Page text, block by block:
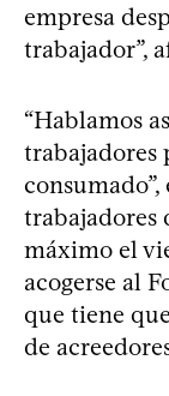
empresa
trabajador”,
“Hablamos
trabajadores
trabajadores
máximo el
acogerse al
que tiene
de